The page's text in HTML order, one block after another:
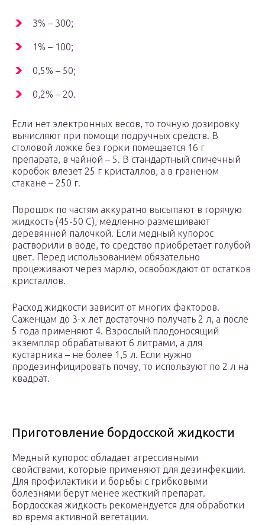
3% – 300;
1% – 100;
0,5% – 50;
0,2% – 20.
Если нет электронных весов, то точную дозировку
вычисляют при помощи подручных средств. В
столовой ложке без горки помещается 16 г
препарата, в чайной – 5. В стандартный спичечный
коробок влезет 25 г кристаллов, а в граненом
стакане – 250 г.
Порошок по частям аккуратно высыпают в горячую
жидкость (45-50 С), медленно размешивают
деревянной палочкой. Если медный купорос
растворили в воде, то средство приобретает голубой
цвет. Перед использованием обязательно
процеживают через марлю, освобождают от остатков
кристаллов.
Расход жидкости зависит от многих факторов.
Саженцам до 3-х лет достаточно получать 2 л, а после
5 года применяют 4. Взрослый плодоносящий
экземпляр обрабатывают 6 литрами, а для
кустарника – не более 1,5 л. Если нужно
продезинфицировать почву, то используют по 2 л на
квадрат.
Приготовление бордосской жидкости
Медный купорос обладает агрессивными
свойствами, которые применяют для дезинфекции.
Для профилактики и борьбы с грибковыми
болезнями берут менее жесткий препарат.
Бордосская жидкость рекомендуется для обработки
во время активной вегетации.